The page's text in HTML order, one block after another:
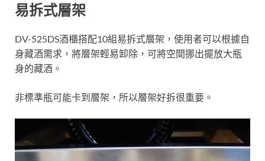
易拆式層架
DV-525DS酒櫃搭配10組易拆式層架，使用者可以根據自
身藏酒需求，將層架輕易卸除，可將空間挪出擺放大瓶
身的藏酒。
非標準瓶可能卡到層架，所以層架好拆很重要。